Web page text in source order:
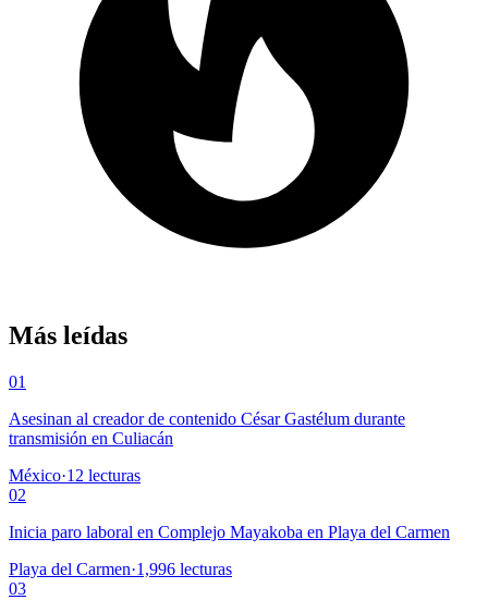
Más leídas
01
Asesinan al creador de contenido César Gastélum durante
transmisión en Culiacán
México·12 lecturas
02
Inicia paro laboral en Complejo Mayakoba en Playa del Carmen
Playa del Carmen·1,996 lecturas
03